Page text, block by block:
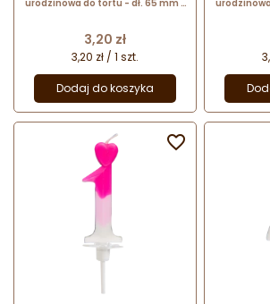
urodzinowa do tortu - dł. 65 mm -
Cena
3,20 zł
3,20 zł / 1 szt.
Dodaj do koszyka
